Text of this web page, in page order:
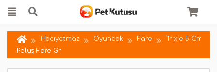
Hacıyatmaz Oyuncak Fare
Trixie 5 Cm
Peluş Fare Gri